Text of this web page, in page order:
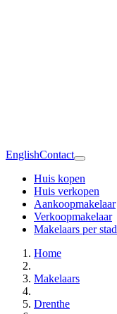
EnglishContact
Huis kopen
Huis verkopen
Aankoopmakelaar
Verkoopmakelaar
Makelaars per stad
Home
Makelaars
Drenthe